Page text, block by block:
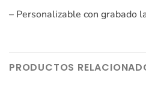
– Personalizable con grabado
PRODUCTOS